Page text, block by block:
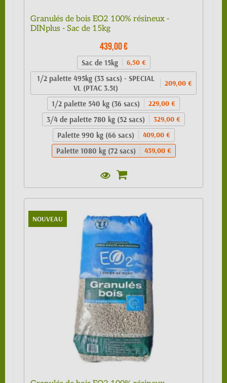
Granulés de bois EO2 100% résineux -
DINplus - Sac de 15kg
439,00 €
Sac de 15kg 6,50 €
1/2 palette 495kg (33 sacs) - SPECIAL
VL (PTAC 3.5t)
209,00 €
1/2 palette 540 kg (36 sacs) 229,00 €
3/4 de palette 780 kg (52 sacs) 329,00 €
Palette 990 kg (66 sacs) 409,00 €
Palette 1080 kg (72 sacs) 439,00 €
NOUVEAU